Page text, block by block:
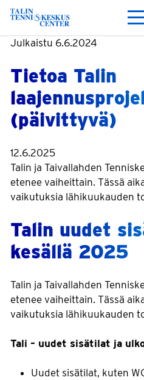
Julkaistu 6.6.2024
Tietoa Talin
(päivittyvä)
12.6.2025
Talin ja Taivallahden
etenee vaiheittain. Tässä
vaikutuksia lähikuukauden
Talin uudet
kesällä 2025
Talin ja Taivallahden
etenee vaiheittain. Tässä
vaikutuksia lähikuukauden
Tali – uudet sisätilat ja
Uudet sisätilat, kuten